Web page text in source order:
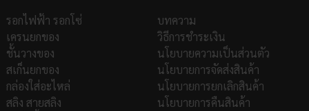
รอกไฟฟ้า รอกโซ่
เครนยกของ
ชั้นวางของ
สเก็นยกของ
กล่องใส่อะไหล่
สลิง สายสลิง
บทความ
วิธีการชำระเงิน
นโยบายความเป็นส่วนตัว
นโยบายการจัดส่งสินค้า
นโยบายการยกเลิกสินค้า
นโยบายการคืนสินค้า